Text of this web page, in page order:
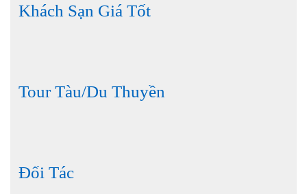
Khách Sạn Giá Tốt
Tour Tàu/Du Thuyền
Đối Tác